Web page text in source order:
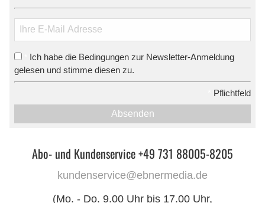
Ich habe die Bedingungen zur Newsletter-Anmeldung
gelesen und stimme diesen zu.
Pflichtfeld
Absenden
Abo- und Kundenservice +49 731 88005-8205
kundenservice@ebnermedia.de
(Mo. - Do. 9.00 Uhr bis 17.00 Uhr,